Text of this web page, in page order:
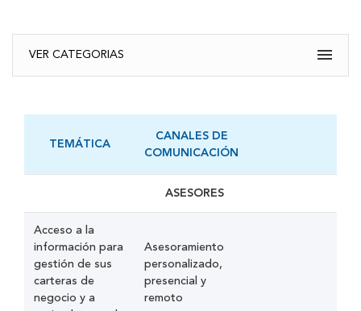
VER CATEGORIAS
Comunidad
Gobierno
TEMÁTICA
CANALES DE
COMUNICACIÓN
ASESORES
Acceso a la
información para
gestión de sus
carteras de
negocio y a
Asesoramiento
personalizado,
presencial y
remoto